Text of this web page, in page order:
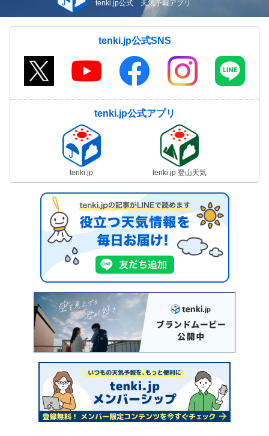
tenki.jp公式 天気予報アプリ
tenki.jp公式SNS
tenki.jp公式アプリ
tenki.jp tenki.jp 登山天気